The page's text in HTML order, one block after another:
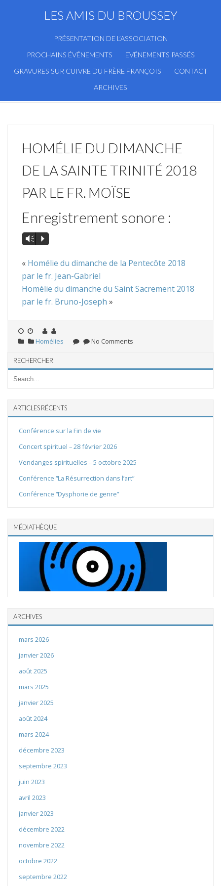
LES AMIS DU BROUSSEY
PRÉSENTATION DE L’ASSOCIATION
PROCHAINS ÉVÉNEMENTS
EVÉNEMENTS PASSÉS
GRAVURES SUR CUIVRE DU FRÈRE FRANÇOIS
CONTACT
ARCHIVES
HOMÉLIE DU DIMANCHE
DE LA SAINTE TRINITÉ 2018
PAR LE FR. MOÏSE
Enregistrement sonore :
Vm P
« Homélie du dimanche de la Pentecôte 2018
par le fr. Jean-Gabriel
Homélie du dimanche du Saint Sacrement 2018
par le fr. Bruno-Joseph »
Homélies No Comments
RECHERCHER
ARTICLES RÉCENTS
Conférence sur la Fin de vie
Concert spirituel – 28 février 2026
Vendanges spirituelles – 5 octobre 2025
Conférence “La Résurrection dans l’art”
Conférence “Dysphorie de genre”
MÉDIATHÈQUE
ARCHIVES
mars 2026
janvier 2026
août 2025
mars 2025
janvier 2025
août 2024
mars 2024
décembre 2023
septembre 2023
juin 2023
avril 2023
janvier 2023
décembre 2022
novembre 2022
octobre 2022
septembre 2022